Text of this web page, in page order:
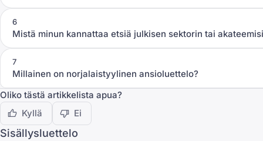
6
Mistä minun kannattaa etsiä julkisen sektorin tai
7
Millainen on norjalaistyylinen ansioluettelo?
Oliko tästä artikkelista apua?
Kyllä
Ei
Sisällysluettelo